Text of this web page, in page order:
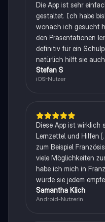
Die App ist sehr
gestaltet. Ich habe
wonach ich gesucht
den Präsentationen
definitiv für ein
natürlich hilft sie
Stefan S
iOS-Nutzer
Diese App ist wirklich
Lernzettel und Hilfen
zum Beispiel
viele Möglichkeiten
habe ich mich in
würde sie jedem
Samantha Klich
Android-Nutzerin